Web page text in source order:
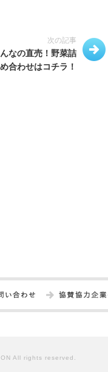
次の記事
なの直売！野菜詰
め合わせはコチラ！
All rights reserved.